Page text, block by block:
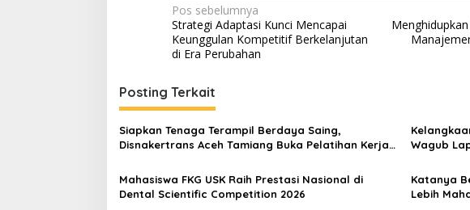
N
a
v
i
g
a
s
i
p
Pos sebelumnya
Strategi Adaptasi Kunci Mencapai
Keunggulan Kompetitif Berkelanjutan
di Era Perubahan
Posting Terkait
Siapkan Tenaga Terampil Berdaya Saing,
Disnakertrans Aceh Tamiang Buka Pelatihan Kerja
Wagub
Mahasiswa FKG USK Raih Prestasi Nasional di
Dental Scientific Competition 2026
Katanya
Lebih